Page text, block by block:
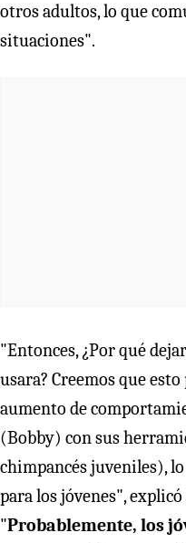
otros adultos, lo que
situaciones".
"Entonces, ¿Por qué
usara? Creemos que
aumento de
(Bobby) con sus
chimpancés juveniles),
para los jóvenes",
"Probablemente, los